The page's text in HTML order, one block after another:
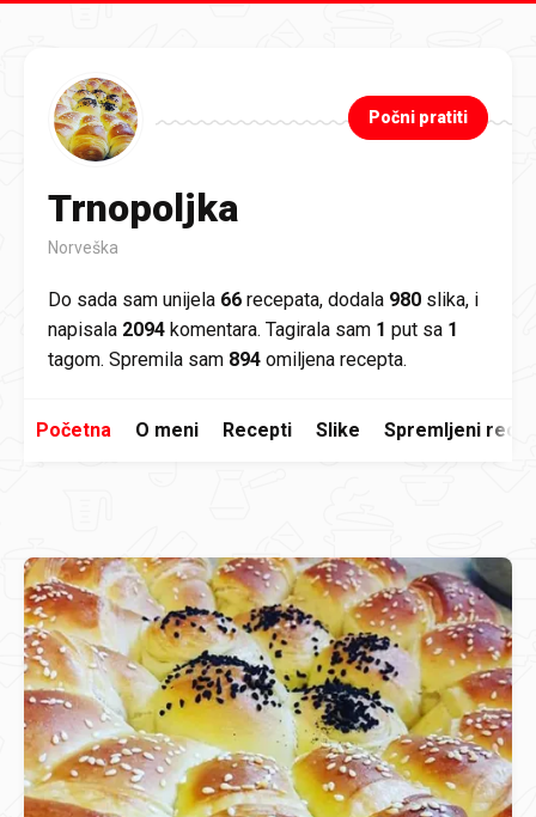
Trnopoljka
Norveška
Počni pratiti
Do sada sam unijela 66 recepata, dodala 980 slika, i
napisala 2094 komentara. Tagirala sam 1 put sa 1
tagom. Spremila sam 894 omiljena recepta.
Početna O meni Recepti Slike Spremljeni